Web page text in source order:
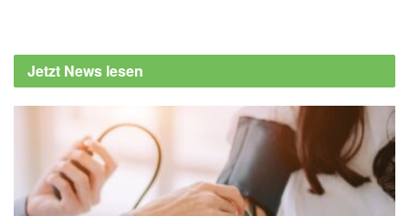
Erkrankungen: Neuer Ansatzpunkt für
Alzheimer-Therapien gefunden, (Abruf:
Neurodegenerative Erkrankungen
Jessica Wagner, Karoline Degenhardt,
Marleen Veit, Nikolaos Louros, Katerina
Konstantoulea, Angelos Skodras, Katleen
Jetzt News lesen